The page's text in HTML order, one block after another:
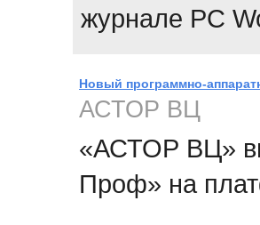
журнале PC
Новый программно-
АСТОР ВЦ
«АСТОР ВЦ»
Проф» на